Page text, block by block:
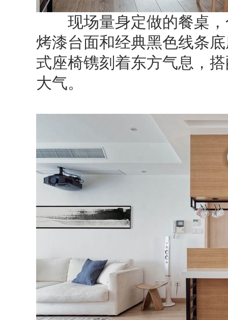
现场量身定做的餐桌，
烤漆台面和经典黑色线条
式座椅镌刻着东方气息，
大气。